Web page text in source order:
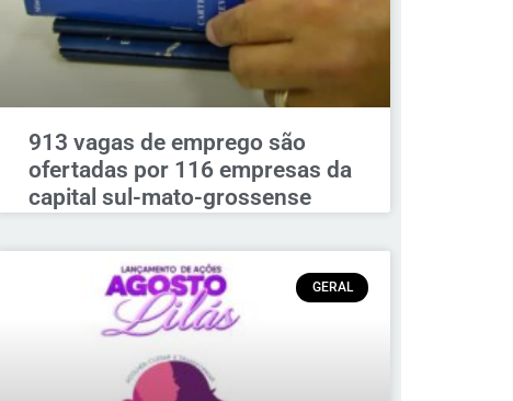
913 vagas de emprego são
ofertadas por 116 empresas da
capital sul-mato-grossense
GERAL